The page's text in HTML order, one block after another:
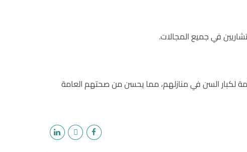
في جميع المجالات.
لكبار السن في منازلهم، مما يحسن من صحتهم العامة